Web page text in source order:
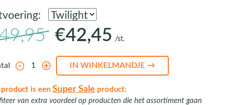
€42,45 /st.
product is eenSuper Sale product:
van extra voordeel op producten die het assortiment gaan